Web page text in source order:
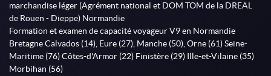
marchandise léger (Agrément national et DOM TOM de la DREAL
de Rouen - Dieppe) Normandie
Formation et examen de capacité voyageur V9 en Normandie
Bretagne Calvados (14), Eure (27), Manche (50), Orne (61) Seine-
Maritime (76) Côtes-d'Armor (22) Finistère (29) Ille-et-Vilaine (35)
Morbihan (56)